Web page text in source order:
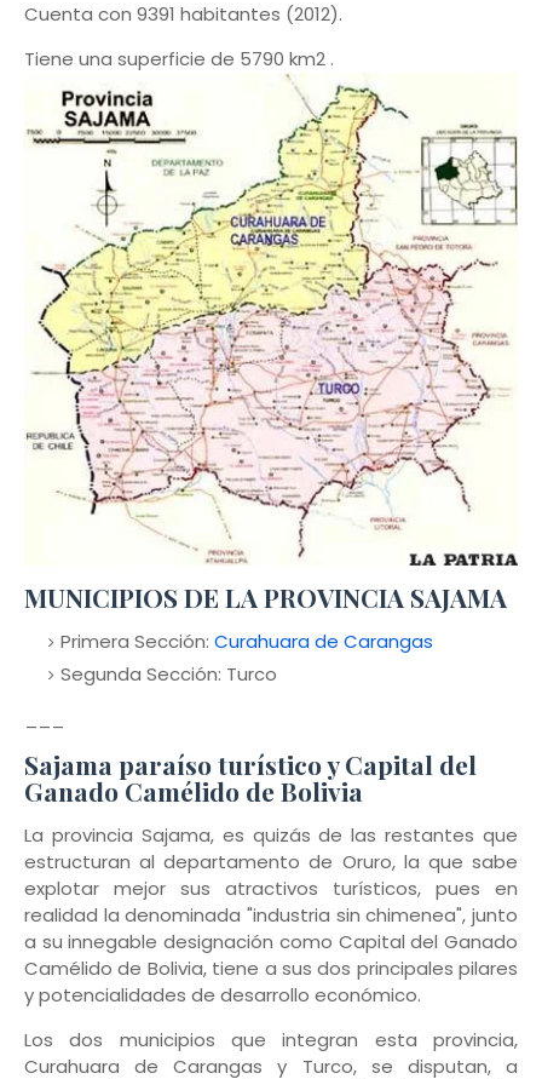
Cuenta con 9391 habitantes (2012).
Tiene una superficie de 5790 km2 .
MUNICIPIOS DE LA PROVINCIA SAJAMA
Primera Sección: Curahuara de Carangas
Segunda Sección: Turco
Sajama paraíso turístico y Capital del
Ganado Camélido de Bolivia
La provincia Sajama, es quizás de las restantes que
estructuran al departamento de Oruro, la que sabe
explotar mejor sus atractivos turísticos, pues en
realidad la denominada "industria sin chimenea", junto
a su innegable designación como Capital del Ganado
Camélido de Bolivia, tiene a sus dos principales pilares
y potencialidades de desarrollo económico.
Los dos municipios que integran esta provincia,
Curahuara de Carangas y Turco, se disputan, a